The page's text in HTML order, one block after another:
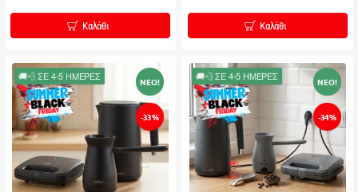
Καλάθι Καλάθι
NEO!
🚚💨 ΣΕ 4-5 ΗΜΕΡΕΣ
-33%
NEO!
🚚💨 ΣΕ 4-5 ΗΜΕΡΕΣ
-34%